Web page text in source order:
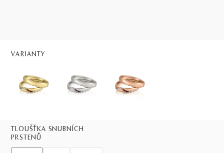
VARIANTY
TLOUŠŤKA SNUBNÍCH
PRSTENŮ